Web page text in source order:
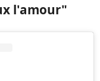
l'amour"